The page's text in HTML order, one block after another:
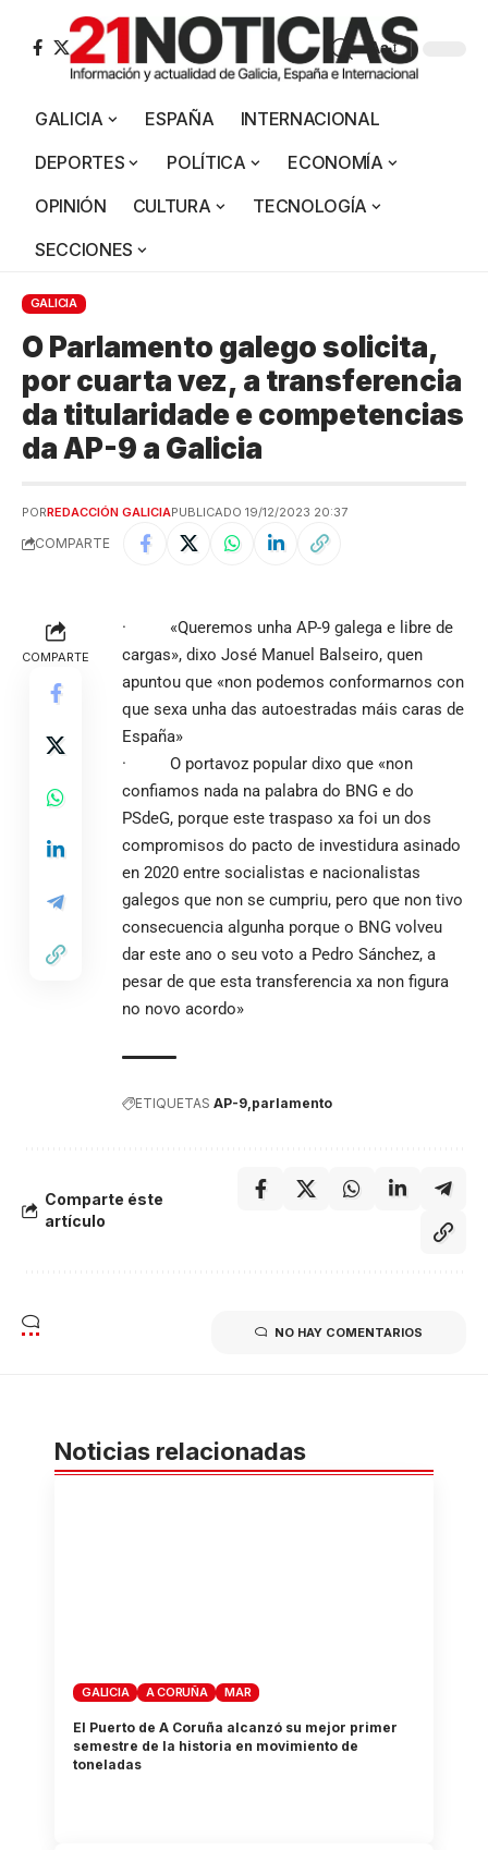
Aa
GALICIA ESPAÑA
INTERNACIONAL
DEPORTES
POLÍTICA
ECONOMÍA
OPINIÓN
CULTURA
TECNOLOGÍA
SECCIONES
GALICIA
O Parlamento galego solicita,
por cuarta vez, a transferencia
da titularidade e competencias
da AP-9 a Galicia
PORREDACCIÓN GALICIAPUBLICADO 19/12/2023 20:37
COMPARTE
COMPARTE
· «Queremos unha AP-9 galega e libre de
cargas», dixo José Manuel Balseiro, quen
apuntou que «non podemos conformarnos con
que sexa unha das autoestradas máis caras de
España»
· O portavoz popular dixo que «non
confiamos nada na palabra do BNG e do
PSdeG, porque este traspaso xa foi un dos
compromisos do pacto de investidura asinado
en 2020 entre socialistas e nacionalistas
galegos que non se cumpriu, pero que non tivo
consecuencia algunha porque o BNG volveu
dar este ano o seu voto a Pedro Sánchez, a
pesar de que esta transferencia xa non figura
no novo acordo»
ETIQUETAS AP-9 parlamento
Comparte éste
artículo
NO HAY COMENTARIOS
Noticias relacionadas
GALICIA A CORUÑA MAR
El Puerto de A Coruña alcanzó su mejor primer
semestre de la historia en movimiento de
toneladas